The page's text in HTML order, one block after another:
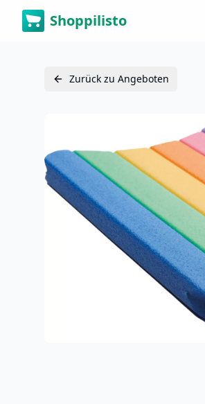
Shoppilisto
Zurück zu Angeboten